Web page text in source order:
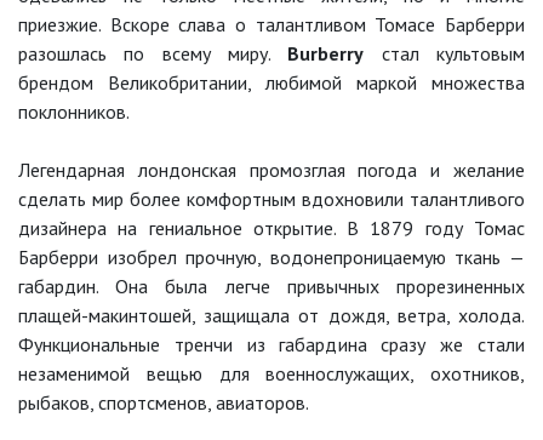
приезжие. Вскоре слава о талантливом Томасе Барберри
разошлась по всему миру. Burberry стал культовым
брендом Великобритании, любимой маркой множества
поклонников.
Легендарная лондонская промозглая погода и желание
сделать мир более комфортным вдохновили талантливого
дизайнера на гениальное открытие. В 1879 году Томас
Барберри изобрел прочную, водонепроницаемую ткань —
габардин. Она была легче привычных прорезиненных
плащей-макинтошей, защищала от дождя, ветра, холода.
Функциональные тренчи из габардина сразу же стали
незаменимой вещью для военнослужащих, охотников,
рыбаков, спортсменов, авиаторов.